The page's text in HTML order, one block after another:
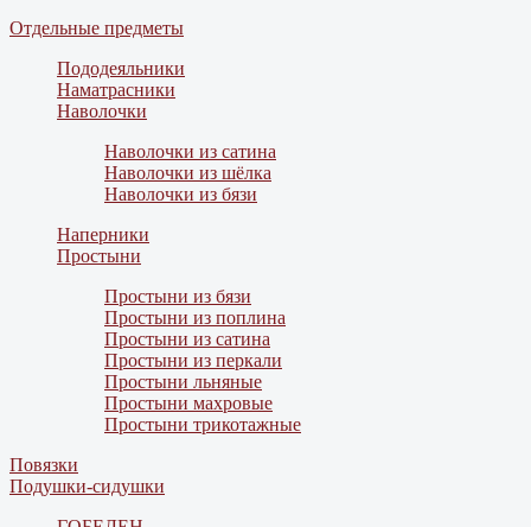
Отдельные предметы
Пододеяльники
Наматрасники
Наволочки
Наволочки из сатина
Наволочки из шёлка
Наволочки из бязи
Наперники
Простыни
Простыни из бязи
Простыни из поплина
Простыни из сатина
Простыни из перкали
Простыни льняные
Простыни махровые
Простыни трикотажные
Повязки
Подушки-сидушки